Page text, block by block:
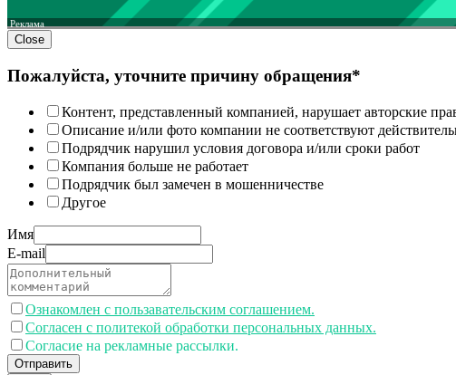
Реклама
Close
Пожалуйста, уточните причину обращения*
Контент, представленный компанией, нарушает авторские
Описание и/или фото компании не соответствуют
Подрядчик нарушил условия договора и/или сроки работ
Компания больше не работает
Подрядчик был замечен в мошенничестве
Другое
Имя
E-mail
Ознакомлен с пользавательским соглашением.
Согласен с политекой обработки персональных данных.
Согласие на рекламные рассылки.
Отправить